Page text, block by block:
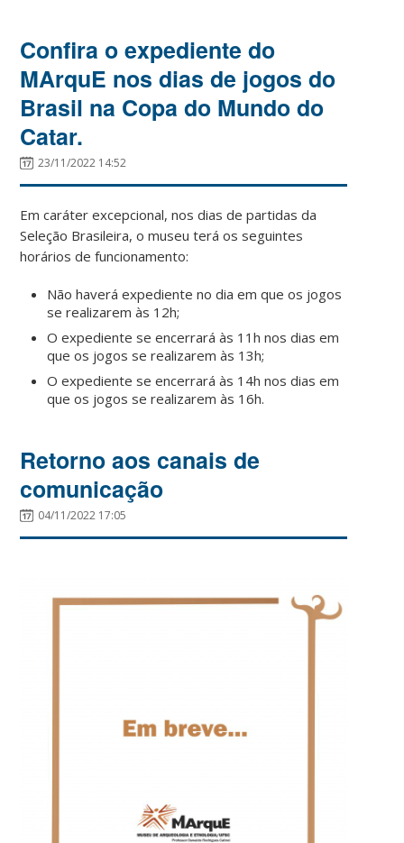
Confira o expediente do
MArquE nos dias de jogos do
Brasil na Copa do Mundo do
Catar.
23/11/2022 14:52
Em caráter excepcional, nos dias de partidas da
Seleção Brasileira, o museu terá os seguintes
horários de funcionamento:
Não haverá expediente no dia em que os jogos
se realizarem às 12h;
O expediente se encerrará às 11h nos dias em
que os jogos se realizarem às 13h;
O expediente se encerrará às 14h nos dias em
que os jogos se realizarem às 16h.
Retorno aos canais de
comunicação
04/11/2022 17:05